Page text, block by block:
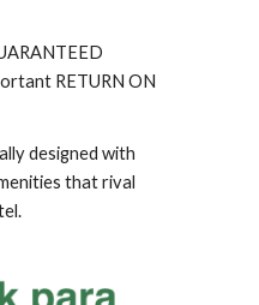
RETURN ON
designed with
that rival